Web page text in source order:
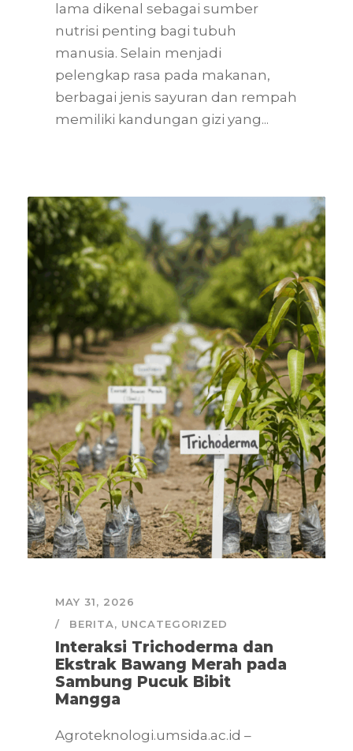
lama dikenal sebagai sumber
nutrisi penting bagi tubuh
manusia. Selain menjadi
pelengkap rasa pada makanan,
berbagai jenis sayuran dan rempah
memiliki kandungan gizi yang...
MAY 31, 2026
BERITA, UNCATEGORIZED
Interaksi Trichoderma dan
Ekstrak Bawang Merah pada
Sambung Pucuk Bibit
Mangga
Agroteknologi.umsida.ac.id –